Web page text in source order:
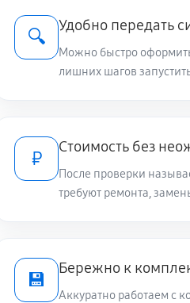
🔍
Удобно передать
Можно быстро
лишних шагов
₽
Стоимость без
После проверки
требуют ремонта,
💾
Бережно к
Аккуратно работаем с